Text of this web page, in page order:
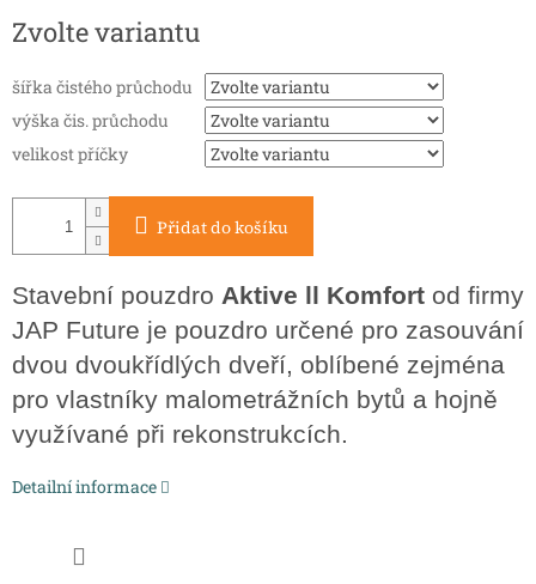
cena:
Zvolte variantu
šířka čistého průchodu
výška čis. průchodu
velikost příčky
Přidat do košíku
Stavební pouzdro Aktive ll Komfort od firmy
JAP Future je pouzdro určené pro zasouvání
dvou dvoukřídlých dveří, oblíbené zejména
pro vlastníky malometrážních bytů a hojně
využívané při rekonstrukcích.
Detailní informace